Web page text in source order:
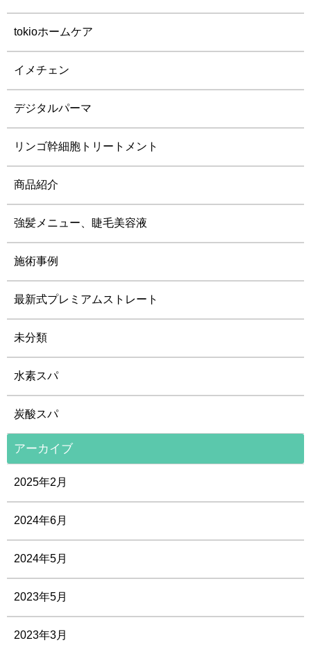
tokioホームケア
イメチェン
デジタルパーマ
リンゴ幹細胞トリートメント
商品紹介
強髪メニュー、睫毛美容液
施術事例
最新式プレミアムストレート
未分類
水素スパ
炭酸スパ
アーカイブ
2025年2月
2024年6月
2024年5月
2023年5月
2023年3月